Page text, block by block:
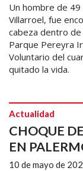
Un hombre de
Villarroel, fue
cabeza dentro
Parque Pereyra
Voluntario del
quitado la vida.
CHOQUE
EN
Actualidad
10 de mayo de